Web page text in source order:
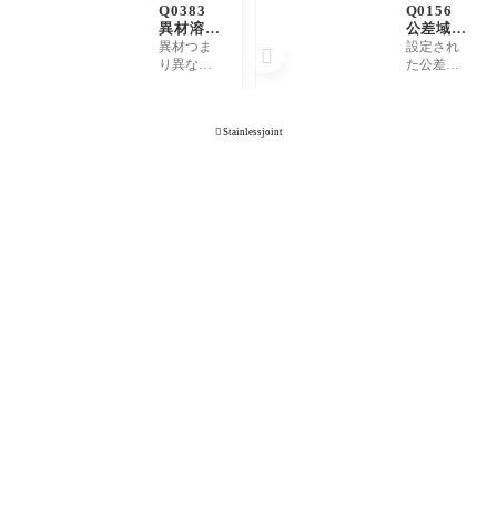
Q0383
異材溶
接、異種
金属溶接
異材つま
り異なる
Q0156
公差域
(こうさ
いき)と
設定され
た公差の

 Stainlessjoint